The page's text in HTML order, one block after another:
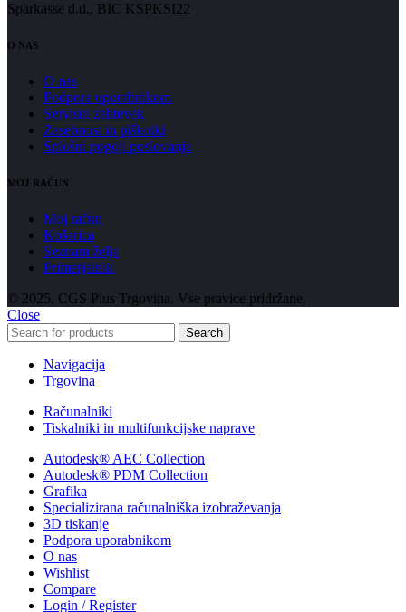
Sparkasse d.d., BIC KSPKSI22
O NAS
O nas
Podpora uporabnikom
Servisni zahtevek
Zasebnost in piškotki
Splošni pogoji poslovanja
MOJ RAČUN
Moj račun
Košarica
Seznam želja
Primerjalnik
© 2025, CGS Plus Trgovina. Vse pravice pridržane.
Close
Search
Navigacija
Trgovina
Računalniki
Tiskalniki in multifunkcijske naprave
Autodesk® AEC Collection
Autodesk® PDM Collection
Grafika
Specializirana računalniška izobraževanja
3D tiskanje
Podpora uporabnikom
O nas
Wishlist
Compare
Login / Register